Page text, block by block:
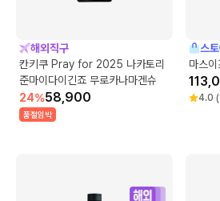
해외직구
칸키쿠 Pray for 2025 나카토리
준마이다이긴죠 무로카나마겐슈
24%58,900
품절임박
스토
마스
4.0 (